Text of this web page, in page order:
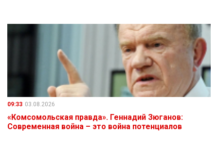
09:33 03.08.2026
«Комсомольская правда». Геннадий Зюганов:
Современная война – это война потенциалов